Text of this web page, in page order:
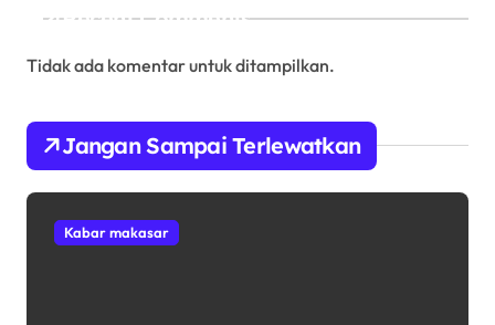
Recent Comments
Tidak ada komentar untuk ditampilkan.
Jangan Sampai Terlewatkan
Kabar makasar